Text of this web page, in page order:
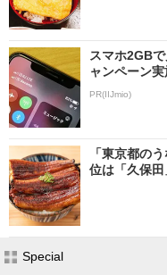
スマホ2GB
ャンペーン実
PR(IIJmio)
「東京都の
位は「久保
Special